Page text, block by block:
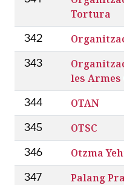
Tortura
342
343
les
344 OTAN
345 OTSC
346 Otzma
347 Palang